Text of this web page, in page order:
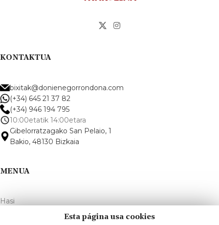
KONTAKTUA
bixitak@donienegorrondona.com
(+34) 645 21 37 82
(+34) 946 194 795
10:00etatik 14:00etara
Gibelorratzagako San Pelaio, 1
Bakio, 48130 Bizkaia
MENUA
Hasi
Mahastiak eta upeltegiaEsta página usa cookies